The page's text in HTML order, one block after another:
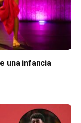
una infancia